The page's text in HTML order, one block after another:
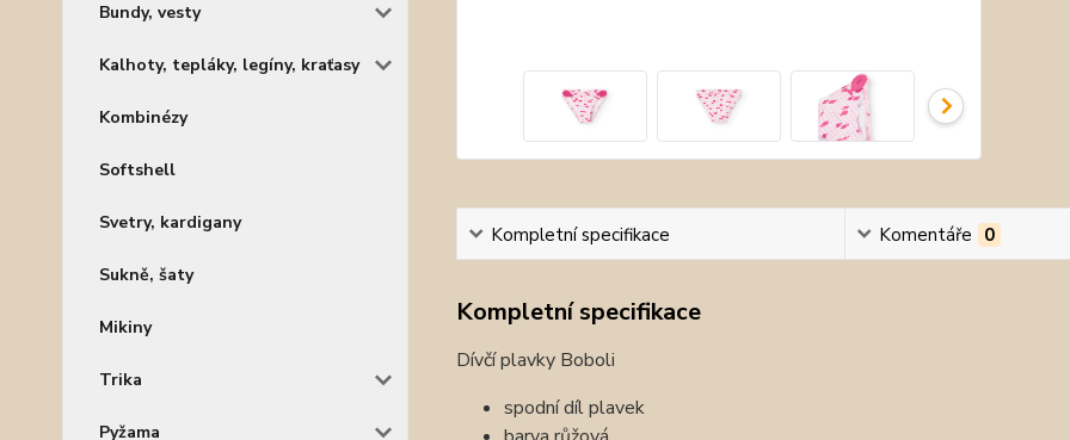
Bundy, vesty
Kalhoty, tepláky, legíny, kraťasy
Kombinézy
Softshell
Svetry, kardigany
Sukně, šaty
Mikiny
Trika
Pyžama
Kompletní specifikace Komentáře 0
Kompletní specifikace
Dívčí plavky Boboli
spodní díl plavek